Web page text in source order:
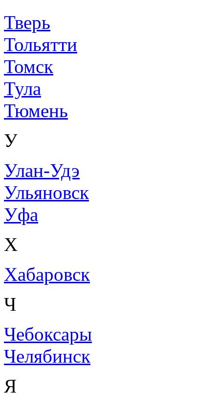
Тверь
Тольятти
Томск
Тула
Тюмень
У
Улан-Удэ
Ульяновск
Уфа
Х
Хабаровск
Ч
Чебоксары
Челябинск
Я